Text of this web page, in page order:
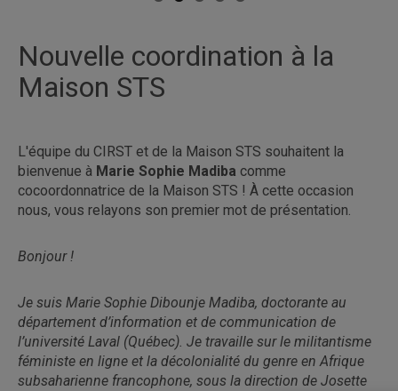
Nouvelle coordination à la
Maison STS
L'équipe du CIRST et de la Maison STS souhaitent la
bienvenue à Marie Sophie Madiba comme
cocoordonnatrice de la Maison STS ! À cette occasion
nous, vous relayons son premier mot de présentation.
Bonjour !
Je suis Marie Sophie Dibounje Madiba, doctorante au
département d’information et de communication de
l’université Laval (Québec). Je travaille sur le militantisme
féministe en ligne et la décolonialité du genre en Afrique
subsaharienne francophone, sous la direction de Josette